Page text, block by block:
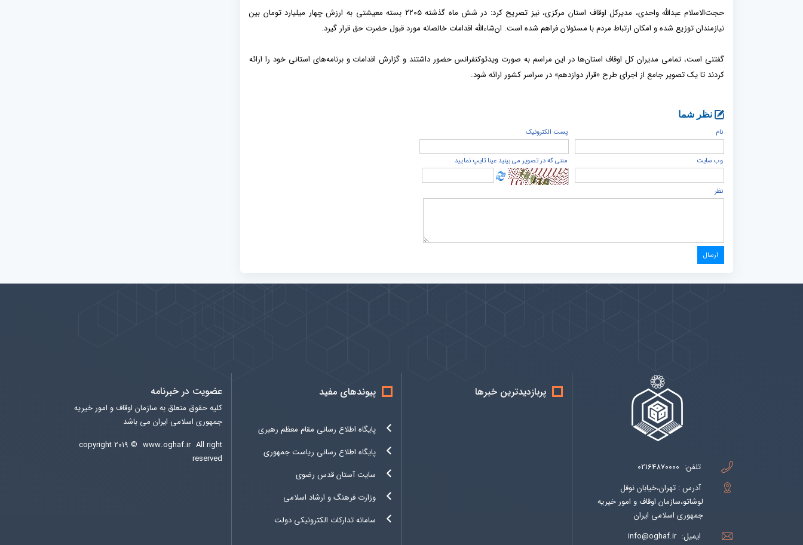
حجت‌الاسلام عبدالله واحدی، مدیرکل اوقاف استان مرکزی، نیز تصریح کرد: در شش ماه گذشته ۲۲۰۵ بسته معیشتی به ارزش چهار میلیارد تومان بین
نیازمندان توزیع شده و امکان ارتباط مردم با مسئولان فراهم شده است. ان‌شاءالله اقدامات خالصانه مورد قبول حضرت حق قرار گیرد.
گفتنی است، تمامی مدیران کل اوقاف استان‌ها در این مراسم به صورت ویدئوکنفرانس حضور داشتند و گزارش اقدامات و برنامه‌های استانی خود را ارائه
کردند تا یک تصویر جامع از اجرای طرح «قرار دوازدهم» در سراسر کشور ارائه شود.
نظر شما
نام
پست الكترونيک
وب سایت متنی که در تصویر می بینید عینا تایپ نمایید
نظر
تلفن: 02164870000
آدرس : تهران،خیابان نوفل
لوشاتو،سازمان اوقاف و امور خیریه
جمهوری اسلامی ایران
ایمیل: info@oghaf.ir
پربازدیدترین خبرها پیوندهای مفید
پایگاه اطلاع رسانی مقام معظم رهبری
پایگاه اطلاع رسانی ریاست جمهوری
سایت آستان قدس رضوی
وزارت فرهنگ و ارشاد اسلامی
سامانه تدارکات الکترونیکی دولت
عضویت در خبرنامه
کلیه حقوق متعلق به سازمان اوقاف و امور خیریه
جمهوری اسلامی ایران می باشد
copyright ۲۰۱۹ © www.oghaf.ir All right
reserved